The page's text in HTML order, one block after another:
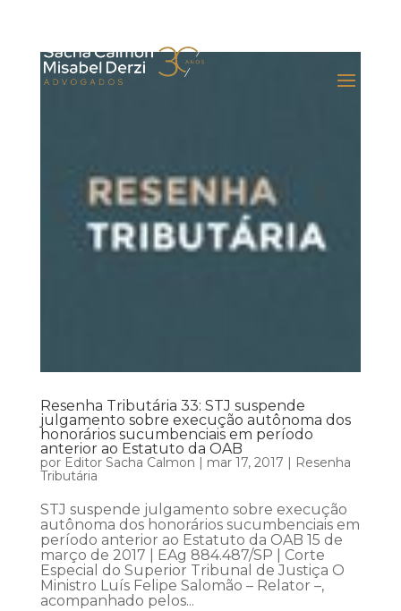
Resenha Tributária 33: STJ suspende
julgamento sobre execução autônoma dos
honorários sucumbenciais em período
anterior ao Estatuto da OAB
por Editor Sacha Calmon mar 17, 2017
Resenha
Tributária
STJ suspende julgamento sobre execução
autônoma dos honorários sucumbenciais em
período anterior ao Estatuto da OAB 15 de
março de 2017 | EAg 884.487/SP | Corte
Especial do Superior Tribunal de Justiça O
Ministro Luís Felipe Salomão – Relator –,
acompanhado pelos...